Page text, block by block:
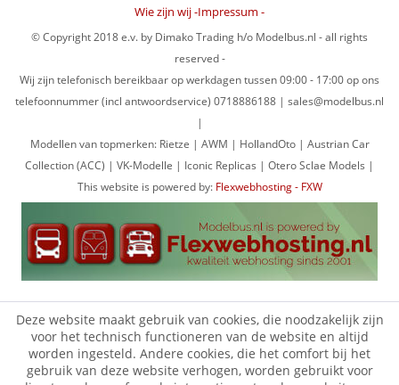
Wie zijn wij -Impressum -
© Copyright 2018 e.v. by Dimako Trading h/o Modelbus.nl - all rights
reserved -
Wij zijn telefonisch bereikbaar op werkdagen tussen 09:00 - 17:00 op ons
telefoonnummer (incl antwoordservice) 0718886188 | sales@modelbus.nl
|
Modellen van topmerken: Rietze | AWM | HollandOto | Austrian Car
Collection (ACC) | VK-Modelle | Iconic Replicas | Otero Sclae Models |
This website is powered by: Flexwebhosting - FXW
Deze website maakt gebruik van cookies, die noodzakelijk zijn
voor het technisch functioneren van de website en altijd
worden ingesteld. Andere cookies, die het comfort bij het
gebruik van deze website verhogen, worden gebruikt voor